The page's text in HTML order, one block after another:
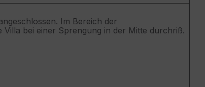
Im Bereich der
bei einer Sprengung in der Mitte durchriß.